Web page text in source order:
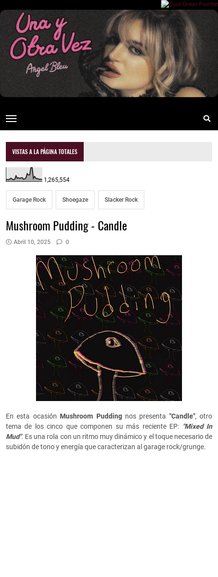
VISTAS A LA PÁGINA TOTALES
1,265,554
Garage Rock Shoegaze Slacker Rock
Mushroom Pudding - Candle
Abril 10, 2025 0
En esta ocasión Mushroom Puddingnos presenta "Candle", otro
tema de los cinco que componen su más reciente EP: "Mixed In
Mud". Es una rola con un ritmo muy dinámico y el toque necesario de
subidón de tono y energía que caracterizan al garage rock/grunge.